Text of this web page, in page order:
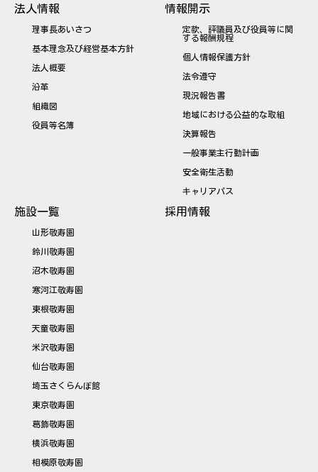
法人情報
理事長あいさつ
基本理念及び経営基本方針
法人概要
沿革
組織図
役員等名簿
情報開示
定款、評議員及び役員等に関
する報酬規程
個人情報保護方針
法令遵守
現況報告書
地域における公益的な取組
決算報告
一般事業主行動計画
安全衛生活動
キャリアパス
施設一覧
山形敬寿園
鈴川敬寿園
沼木敬寿園
寒河江敬寿園
東根敬寿園
天童敬寿園
米沢敬寿園
仙台敬寿園
埼玉さくらんぼ館
東京敬寿園
葛飾敬寿園
横浜敬寿園
相模原敬寿園
採用情報